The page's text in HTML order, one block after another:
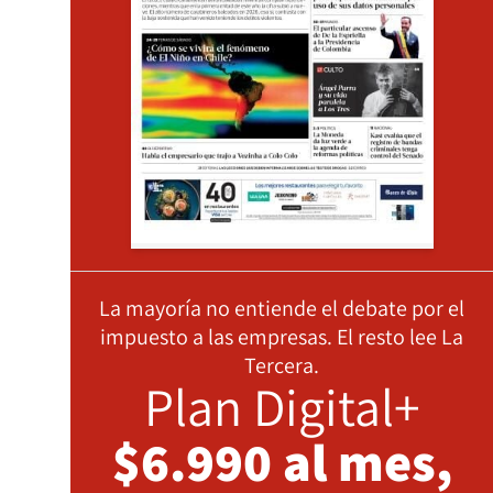
La mayoría no entiende el debate por el
impuesto a las empresas. El resto lee La
Tercera.
Plan Digital+
$6.990 al mes,